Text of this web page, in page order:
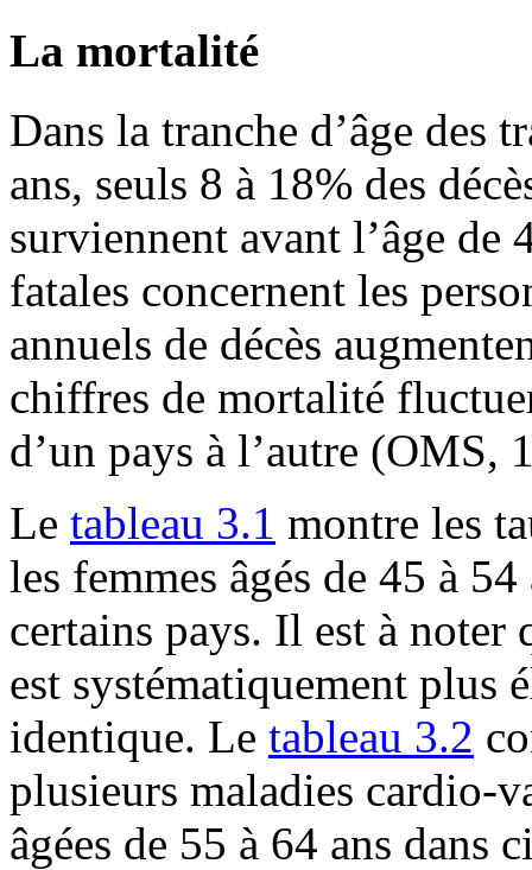
La mortalité
Dans la tranche d’âge des
ans, seuls 8 à 18% des
surviennent avant l’âge de
fatales concernent les
annuels de décès
chiffres de mortalité
d’un pays à l’autre (OMS,
Le tableau 3.1 montre les
les femmes âgés de 45 à
certains pays. Il est à noter
est systématiquement plus
identique. Le tableau 3.2
plusieurs maladies cardio-
âgées de 55 à 64 ans dans